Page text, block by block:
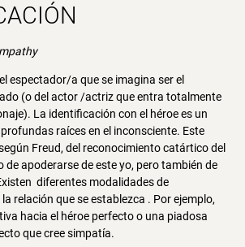
espectador/a que se imagina ser el
(o del actor /actriz que entra totalmente
La identificación con el héroe es un
raíces en el inconsciente. Este
Freud, del reconocimiento catártico del
de apoderarse de este yo, pero también de
diferentes modalidades de
relación que se establezca . Por ejemplo,
hacia el héroe perfecto o una piadosa
que cree simpatía.